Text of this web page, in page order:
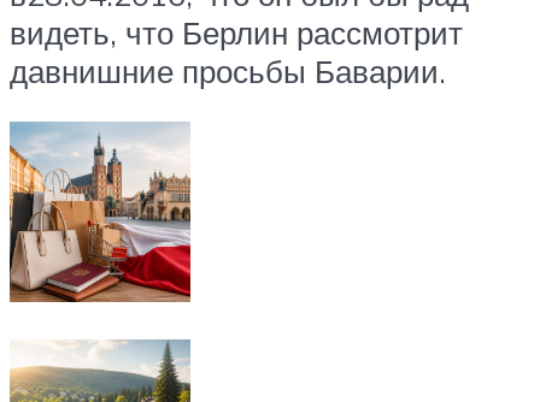
видеть, что Берлин рассмотрит
давнишние просьбы Баварии.